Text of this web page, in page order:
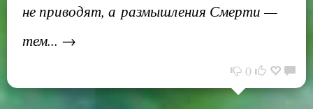
не приводят, а размышления Смерти —
тем... →
0